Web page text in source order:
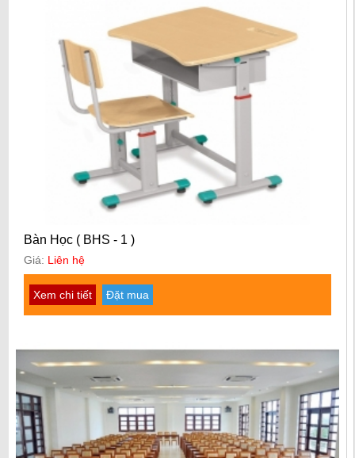
Bàn Học ( BHS - 1 )
Giá: Liên hệ
Xem chi tiết Đặt mua